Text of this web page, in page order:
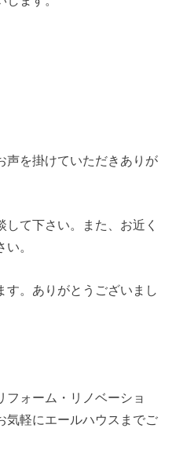
声を掛けていただきありが
て下さい。また、お近く
。
す。ありがとうございまし
フォーム・リノベーショ
気軽にエールハウスまでご